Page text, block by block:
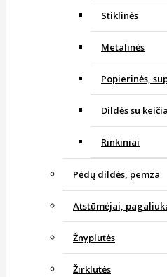
Stiklinės
Metalinės
Popierinės,
Dildės su
Rinkiniai
Pėdų dildės, pemza
Atstūmėjai,
Žnyplutės
Žirklutės